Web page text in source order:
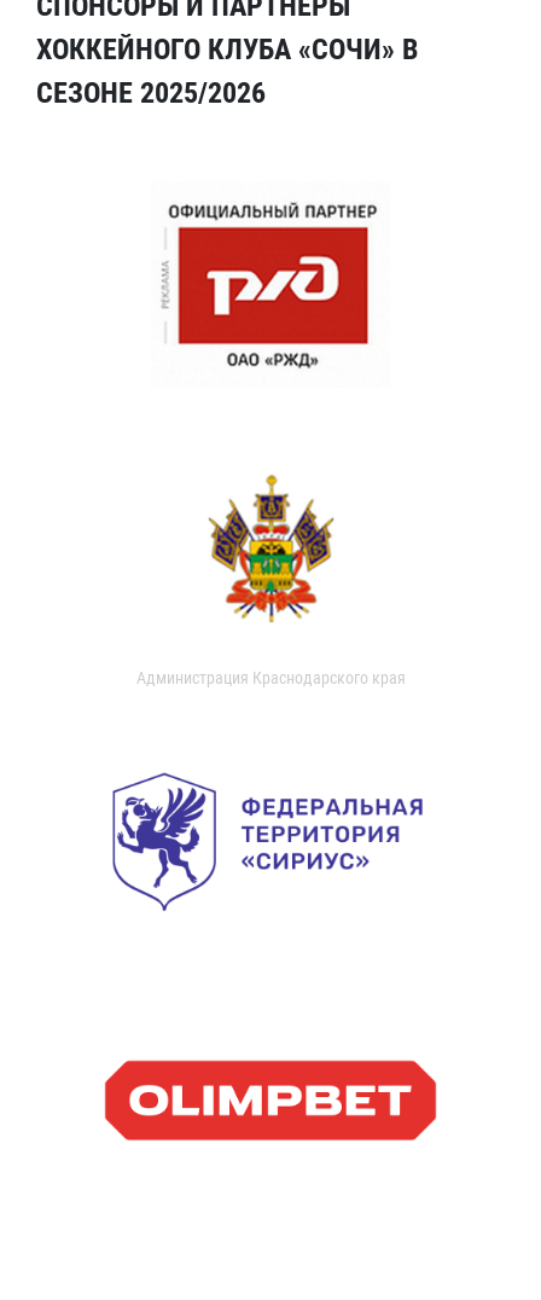
ХОККЕЙНОГО КЛУБА «СОЧИ» В
СЕЗОНЕ 2025/2026
Администрация Краснодарского края